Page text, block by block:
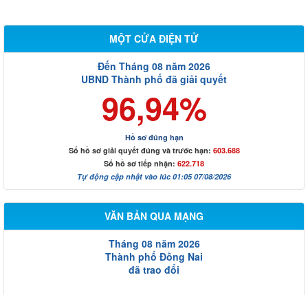
MỘT CỬA ĐIỆN TỬ
Đến Tháng 08 năm 2026
UBND Thành phố đã giải quyết
96,94%
Hồ sơ đúng hạn
Số hồ sơ giải quyết đúng và trước hạn: 603.688
Số hồ sơ tiếp nhận: 622.718
Tự động cập nhật vào lúc 01:05 07/08/2026
VĂN BẢN QUA MẠNG
Tháng 08 năm 2026
Thành phố Đồng Nai
đã trao đổi